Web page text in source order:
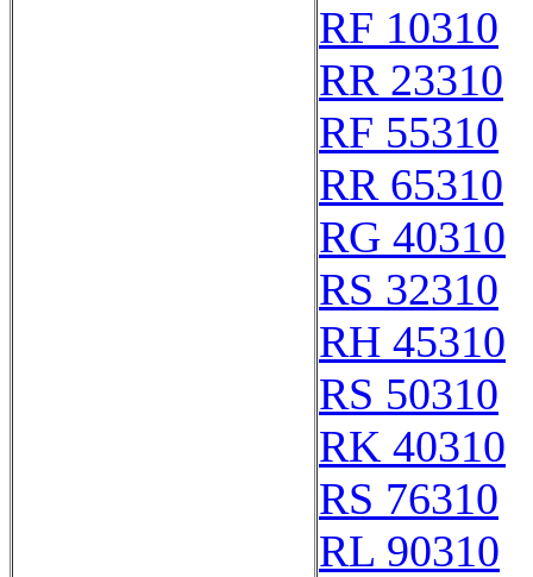
RF 10310
RR 23310
RF 55310
RR 65310
RG 40310
RS 32310
RH 45310
RS 50310
RK 40310
RS 76310
RL 90310